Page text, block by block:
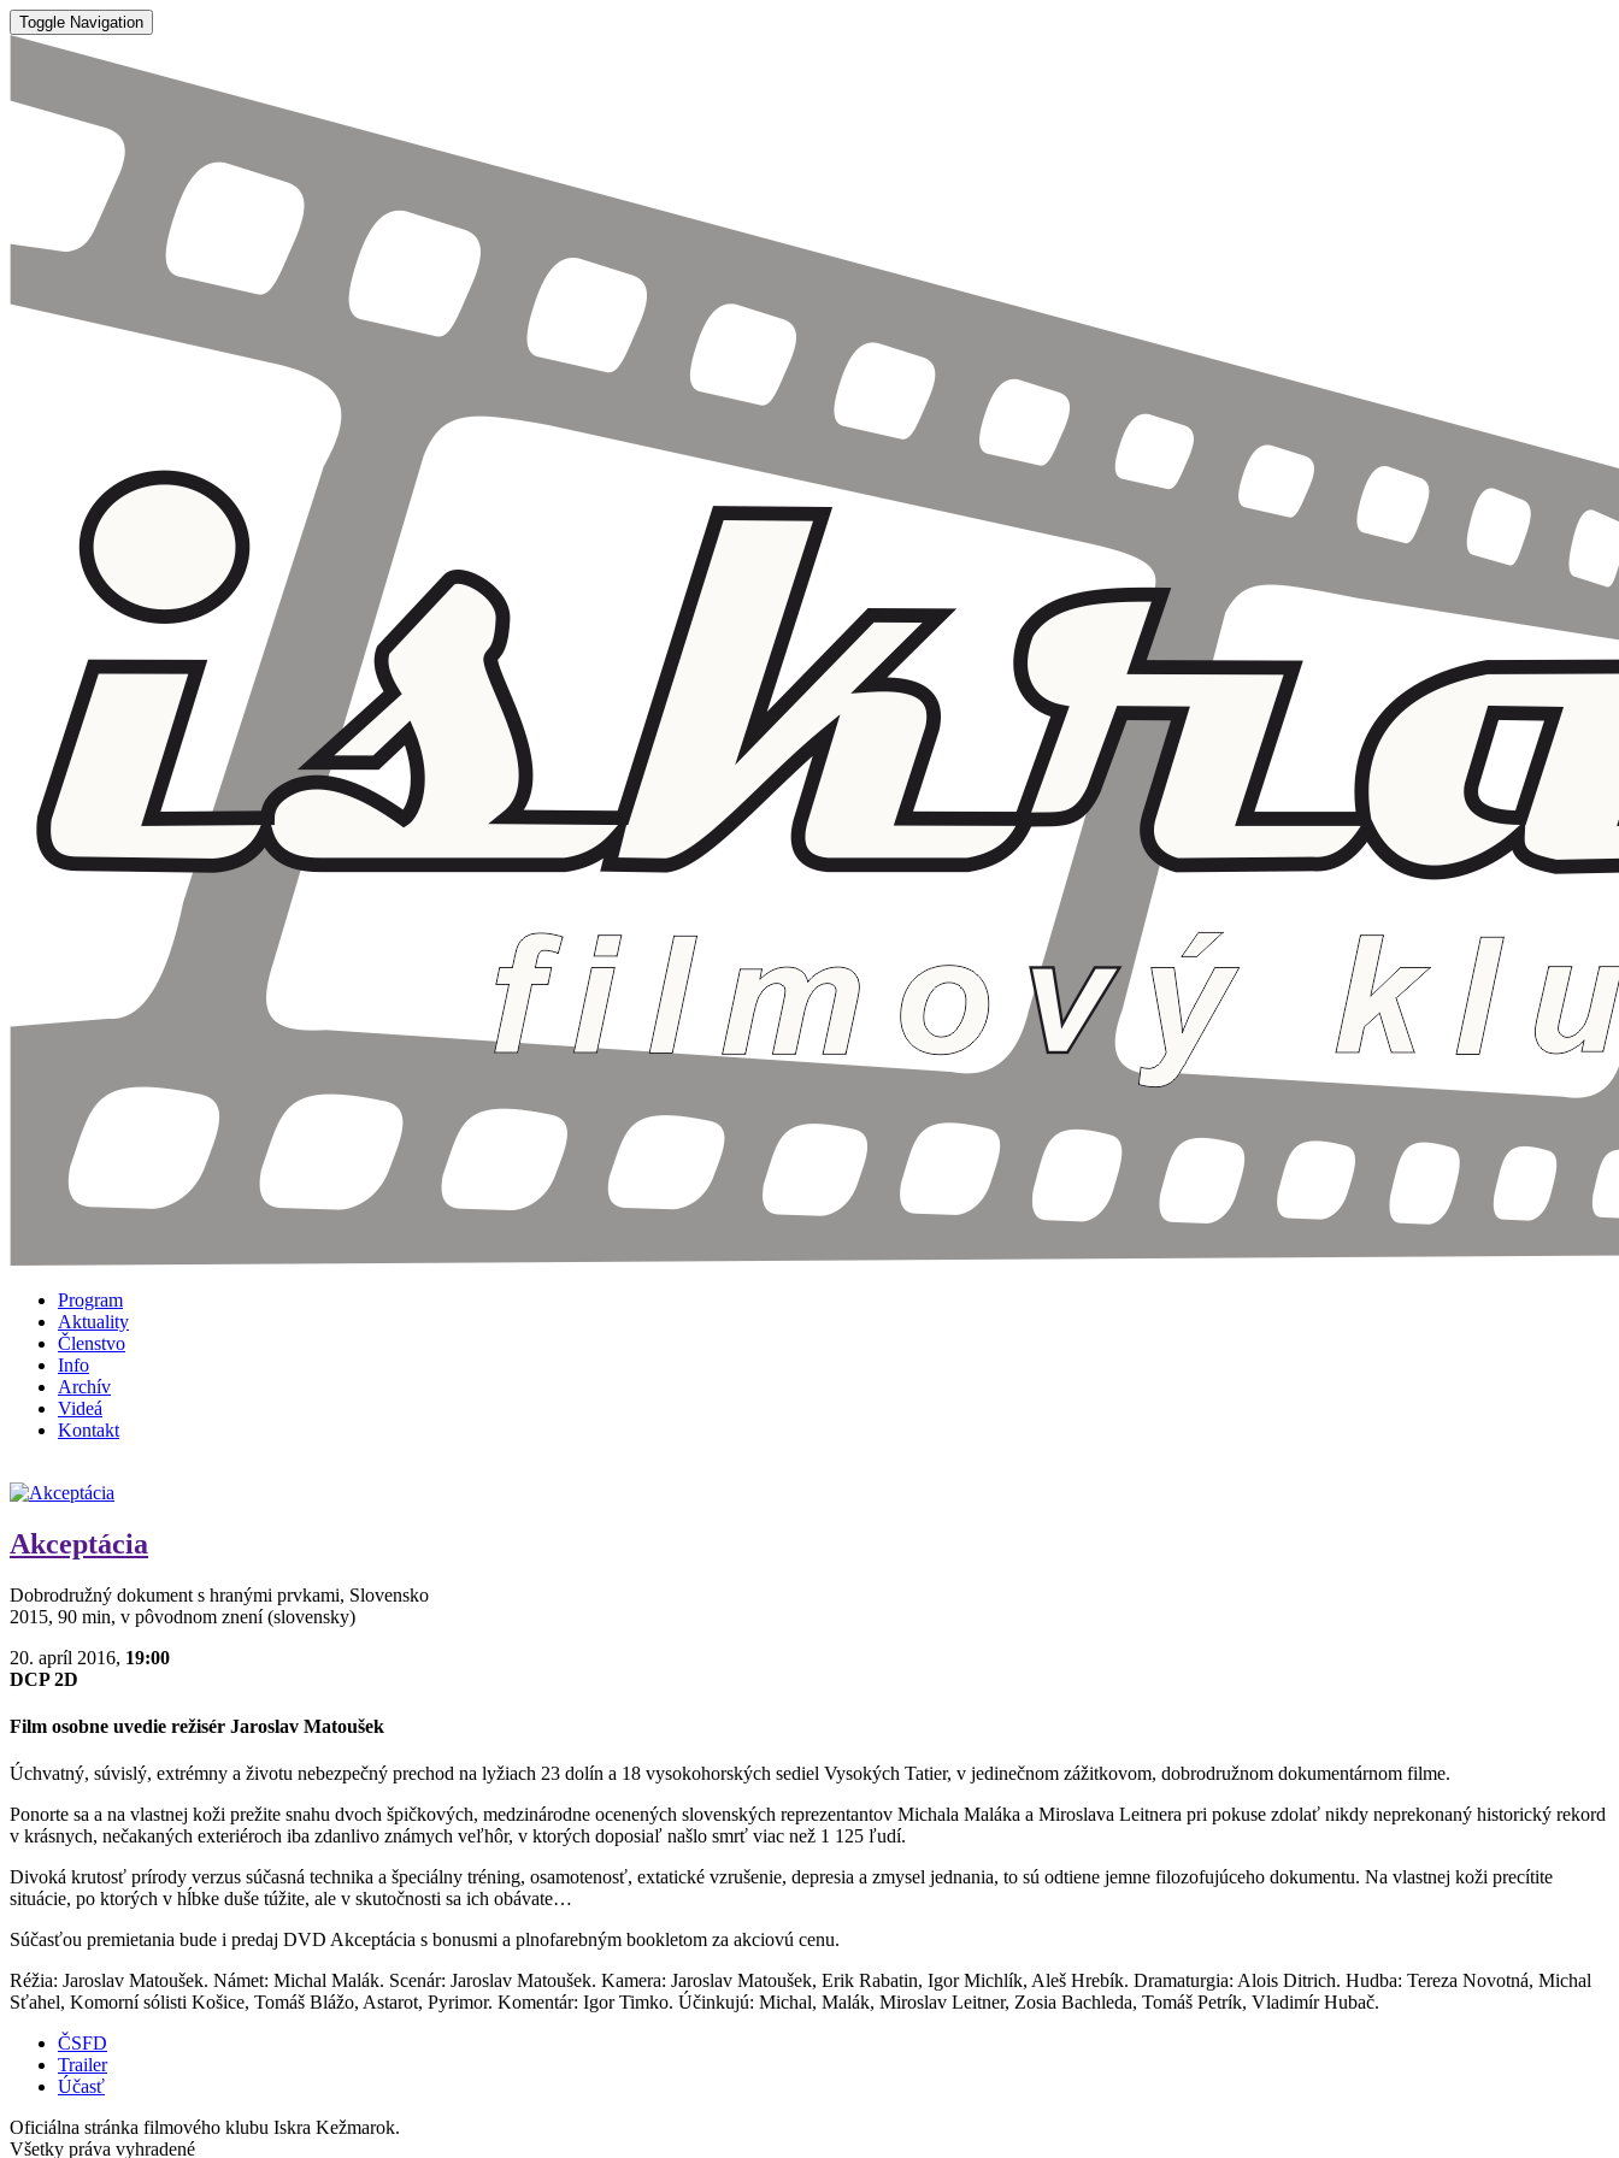
Toggle Navigation
Program
Aktuality
Členstvo
Info
Archív
Videá
Kontakt
Akceptácia
Dobrodružný dokument s hranými prvkami, Slovensko
2015, 90 min, v pôvodnom znení (slovensky)
20. apríl 2016, 19:00
DCP 2D
Film osobne uvedie režisér Jaroslav Matoušek
Úchvatný, súvislý, extrémny a životu nebezpečný prechod na lyžiach 23 dolín a 18 vysokohorských sediel Vysokých Tatier, v jedinečnom zážitkovom, dobrodružnom dokumentárnom filme.
Ponorte sa a na vlastnej koži prežite snahu dvoch špičkových, medzinárodne ocenených slovenských reprezentantov Michala Maláka a Miroslava Leitnera pri pokuse zdolať nikdy neprekonaný historický rekord
v krásnych, nečakaných exteriéroch iba zdanlivo známych veľhôr, v ktorých doposiaľ našlo smrť viac než 1 125 ľudí.
Divoká krutosť prírody verzus súčasná technika a špeciálny tréning, osamotenosť, extatické vzrušenie, depresia a zmysel jednania, to sú odtiene jemne filozofujúceho dokumentu. Na vlastnej koži precítite
situácie, po ktorých v hĺbke duše túžite, ale v skutočnosti sa ich obávate…
Súčasťou premietania bude i predaj DVD Akceptácia s bonusmi a plnofarebným bookletom za akciovú cenu.
Réžia: Jaroslav Matoušek. Námet: Michal Malák. Scenár: Jaroslav Matoušek. Kamera: Jaroslav Matoušek, Erik Rabatin, Igor Michlík, Aleš Hrebík. Dramaturgia: Alois Ditrich. Hudba: Tereza Novotná, Michal
Sťahel, Komorní sólisti Košice, Tomáš Blážo, Astarot, Pyrimor. Komentár: Igor Timko. Účinkujú: Michal, Malák, Miroslav Leitner, Zosia Bachleda, Tomáš Petrík, Vladimír Hubač.
ČSFD
Trailer
Účasť
Oficiálna stránka filmového klubu Iskra Kežmarok.
Všetky práva vyhradené